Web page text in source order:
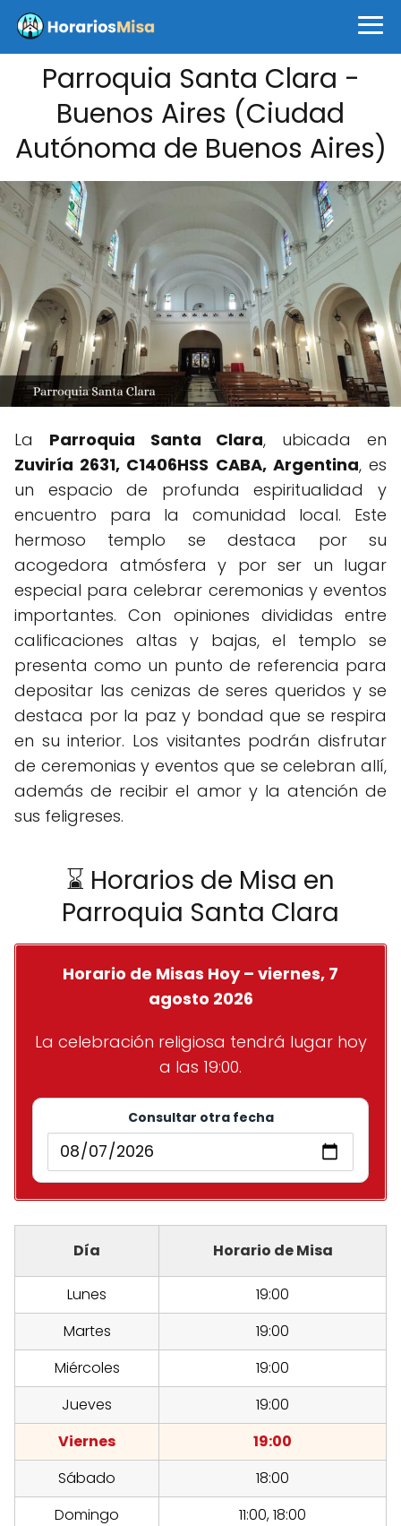
Parroquia Santa Clara -
Buenos Aires (Ciudad
Autónoma de Buenos Aires)
La Parroquia Santa Clara, ubicada en
Zuviría 2631, C1406HSS CABA, Argentina, es
un espacio de profunda espiritualidad y
encuentro para la comunidad local. Este
hermoso templo se destaca por su
acogedora atmósfera y por ser un lugar
especial para celebrar ceremonias y eventos
importantes. Con opiniones divididas entre
calificaciones altas y bajas, el templo se
presenta como un punto de referencia para
depositar las cenizas de seres queridos y se
destaca por la paz y bondad que se respira
en su interior. Los visitantes podrán disfrutar
de ceremonias y eventos que se celebran allí,
además de recibir el amor y la atención de
sus feligreses.
⌛ Horarios de Misa en
Parroquia Santa Clara
Horario de Misas Hoy – viernes, 7
agosto 2026
La celebración religiosa tendrá lugar hoy
a las 19:00.
Consultar otra fecha
Día Horario de Misa
Lunes
19:00
Martes
19:00
Miércoles
19:00
Jueves
19:00
Viernes
19:00
Sábado
18:00
Domingo
11:00, 18:00